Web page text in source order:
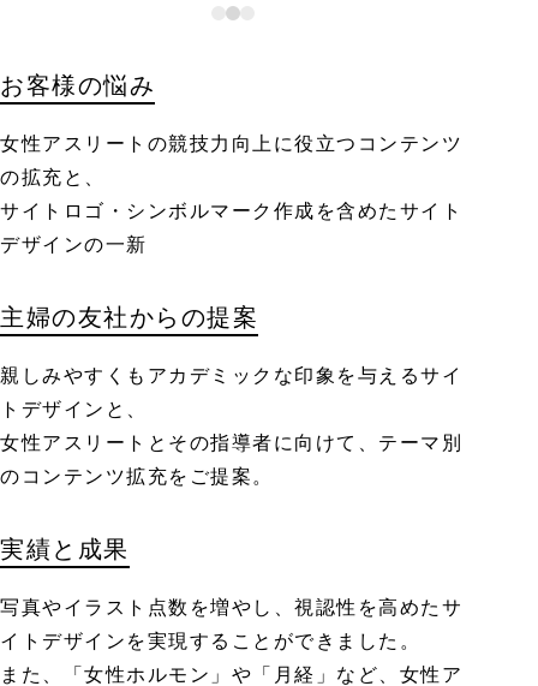
お客様の悩み
女性アスリートの競技力向上に役立つコンテンツ
の拡充と、
サイトロゴ・シンボルマーク作成を含めたサイト
デザインの一新
主婦の友社からの提案
親しみやすくもアカデミックな印象を与えるサイ
トデザインと、
女性アスリートとその指導者に向けて、テーマ別
のコンテンツ拡充をご提案。
実績と成果
写真やイラスト点数を増やし、視認性を高めたサ
イトデザインを実現することができました。
また、「女性ホルモン」や「月経」など、女性ア